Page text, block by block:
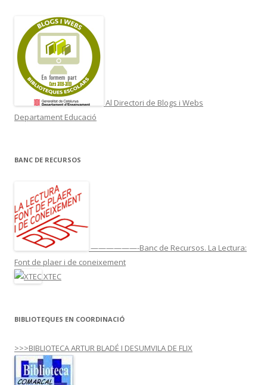
Al Directori de Blogs i Webs
Departament Educació
BANC DE RECURSOS
——————-Banc de Recursos. La Lectura:
Font de plaer i de coneixement
XTEC
BIBLIOTEQUES EN COORDINACIÓ
>>>BIBLIOTECA ARTUR BLADÉ I DESUMVILA DE FLIX